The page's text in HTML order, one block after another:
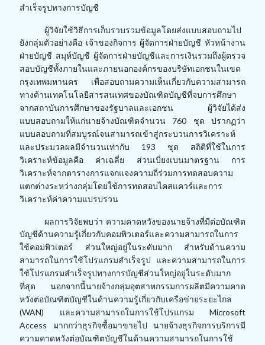
สำเร็จรูปทางการบัญชี
ผู้วิจัยใช้วิธีการเก็บรวบรวมข้อมูลโดยส่งแบบสอบถามไป
ยังกลุ่มตัวอย่างคือ เจ้าของกิจการ ผู้จัดการฝ่ายบัญชี หัวหน้างาน
ฝ่ายบัญชี สมุห์บัญชี ผู้จัดการฝ่ายบัญชีและการเงินรวมถึงผู้ตรวจ
สอบบัญชีทั้งภายในและภายนอกองค์กรของบริษัทเอกชนในเขต
กรุงเทพมหานคร เพื่อสอบถามความเห็นเกี่ยวกับความสามารถ
ทางด้านเทคโนโลยีสารสนเทศของบัณฑิตบัญชีที่จบการศึกษา
จากสถาบันการศึกษาของรัฐบาลและเอกชน ผู้วิจัยได้ส่ง
แบบสอบถามให้แก่นายจ้างบัณฑิตจำนวน 760 ชุด ปรากฏว่า
แบบสอบถามที่สมบูรณ์จนสามารถเข้าสู่กระบวนการวิเคราะห์
และประมวลผลมีจำนวนเท่ากับ 193 ชุด สถิติที่ใช้ในการ
วิเคราะห์ข้อมูลคือ ค่าเฉลี่ย ส่วนเบี่ยงเบนมาตรฐาน การ
วิเคราะห์จากตารางการแจกแจงความถี่ร่วมการทดสอบความ
แตกต่างระหว่างกลุ่มโดยใช้การทดสอบไคสแควร์และการ
วิเคราะห์ค่าความแปรปรวน
ผลการวิจัยพบว่า ความคาดหวังของนายจ้างที่มีต่อบัณฑิต
บัญชีด้านความรู้เกี่ยวกับคอมพิวเตอร์และความสามารถในการ
ใช้คอมพิวเตอร์ ส่วนใหญ่อยู่ในระดับมาก สำหรับด้านความ
สามารถในการใช้โปรแกรมสำเร็จรูป และความสามารถในการ
ใช้โปรแกรมสำเร็จรูปทางการบัญชีส่วนใหญ่อยู่ในระดับมาก
ที่สุด นอกจากนี้นายจ้างกลุ่มอุตสาหกรรมการผลิตมีความคาด
หวังต่อบัณฑิตบัญชีในด้านความรู้เกี่ยวกับเครือข่ายระยะไกล
(WAN) และความสามารถในการใช้โปรแกรม Microsoft
Access มากกว่าธุรกิจซื้อมาขายไป นายจ้างธุรกิจการบริการมี
ความคาดหวังต่อบัณฑิตบัญชีในด้านความสามารถในการใช้